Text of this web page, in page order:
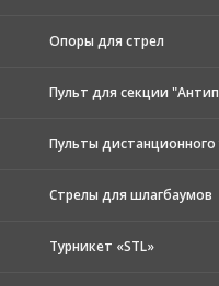
Опоры для стрел
Пульт для секции
Пульты дистанционного
Стрелы для шлагбаумов
Турникет «STL»